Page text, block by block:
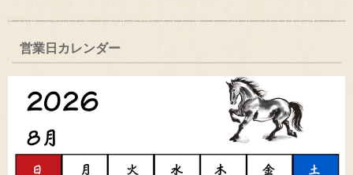
営業日カレンダー